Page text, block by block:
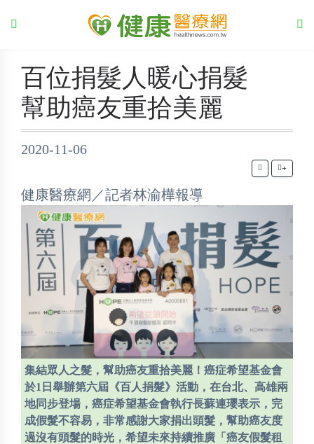
百位捐髮人暖心捐髮
幫助癌友重拾美麗
2020-11-06
+
健康醫療網／記者林渝樺報導
集結眾人之髮，幫助癌友重拾美麗！癌症希望基金會
於1日舉辦第六屆《百人捐髮》活動，在台北、高雄兩
地同步登場，癌症希望基金會執行長蘇連瓔表示，完
成假髮不容易，非常感謝大家捐出頭髮，幫助癌友度
過沒有頭髮的時光，希望未來持續推廣「癌友假髮租